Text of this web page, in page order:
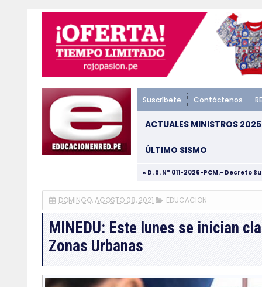
Suscríbete Contáctenos
ACTUALES MINISTROS 2025
ÚLTIMO SISMO
« D. S. N° 011-2026-PCM.- Decreto
DOMINGO, AGOSTO 08, 2021 EDUCACION
MINEDU: Este lunes se inician
Zonas Urbanas